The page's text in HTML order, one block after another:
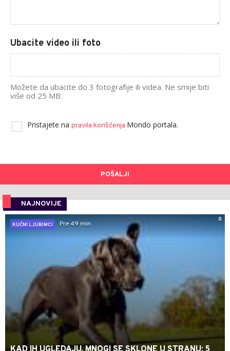
Ubacite video ili foto
Možete da ubacite do 3 fotografije ili videa. Ne smije biti
više od 25 MB.
Pristajete na pravila korišćenja Mondo portala.
POŠALJI
NAJNOVIJE
0
KUĆNI LJUBIMCI
Pre 49 min